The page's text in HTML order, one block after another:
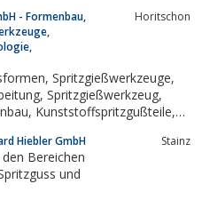
- Formenbau,
Horitschon
Hiebler GmbH Stainz
Bereichen